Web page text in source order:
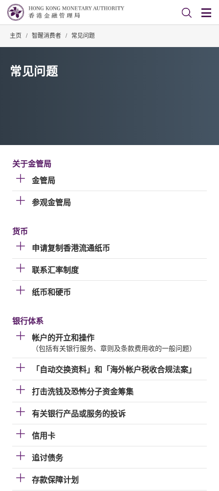
主页 / 智醒消费者 / 常见问题
常见问题
关于金管局
金管局
参观金管局
货币
申请复制香港流通纸币
联系汇率制度
纸币和硬币
银行体系
帐户的开立和操作
（包括有关银行服务、章则及条款费用收的一般问题）
「自动交换资料」和「海外帐户税收合规法案」
打击洗钱及恐怖分子资金筹集
有关银行产品或服务的投诉
信用卡
追讨债务
存款保障计划